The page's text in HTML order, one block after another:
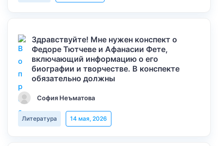
Здравствуйте! Мне нужен конспект о
Федоре Тютчеве и Афанасии Фете,
включающий информацию о его
биографии и творчестве. В конспекте
обязательно должны
София Неъматова
Литература 14 мая, 2026